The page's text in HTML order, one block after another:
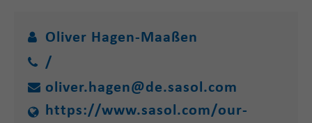
Oliver Hagen-Maaßen
/
oliver.hagen@de.sasol.com
https://www.sasol.com/our-